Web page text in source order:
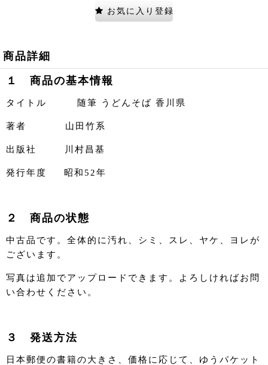
お気に入り登録
商品詳細
１ 商品の基本情報
タイトル 随筆 うどんそば 香川県
著者 山田竹系
出版社 川村昌基
発行年度 昭和52年
２ 商品の状態
中古品です。全体的に汚れ、シミ、スレ、ヤケ、ヨレが
ございます。
写真は追加でアップロードできます。よろしければお問
い合わせください。
３ 発送方法
日本郵便の書籍の大きさ、価格に応じて、ゆうパケット